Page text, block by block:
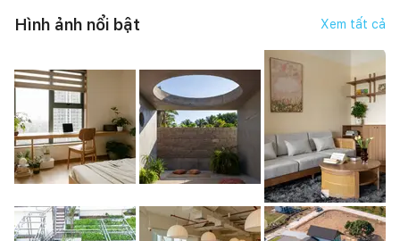
Hình ảnh nổi bật Xem tất cả